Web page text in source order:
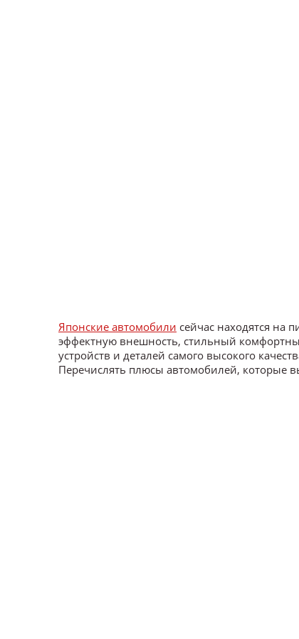
Японские автомобили сейчас находятся на
эффектную внешность, стильный
устройств и деталей самого высокого
Перечислять плюсы автомобилей, которые